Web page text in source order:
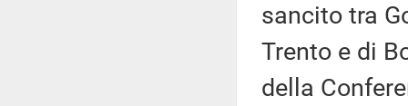
sancito tra
Trento e di
della